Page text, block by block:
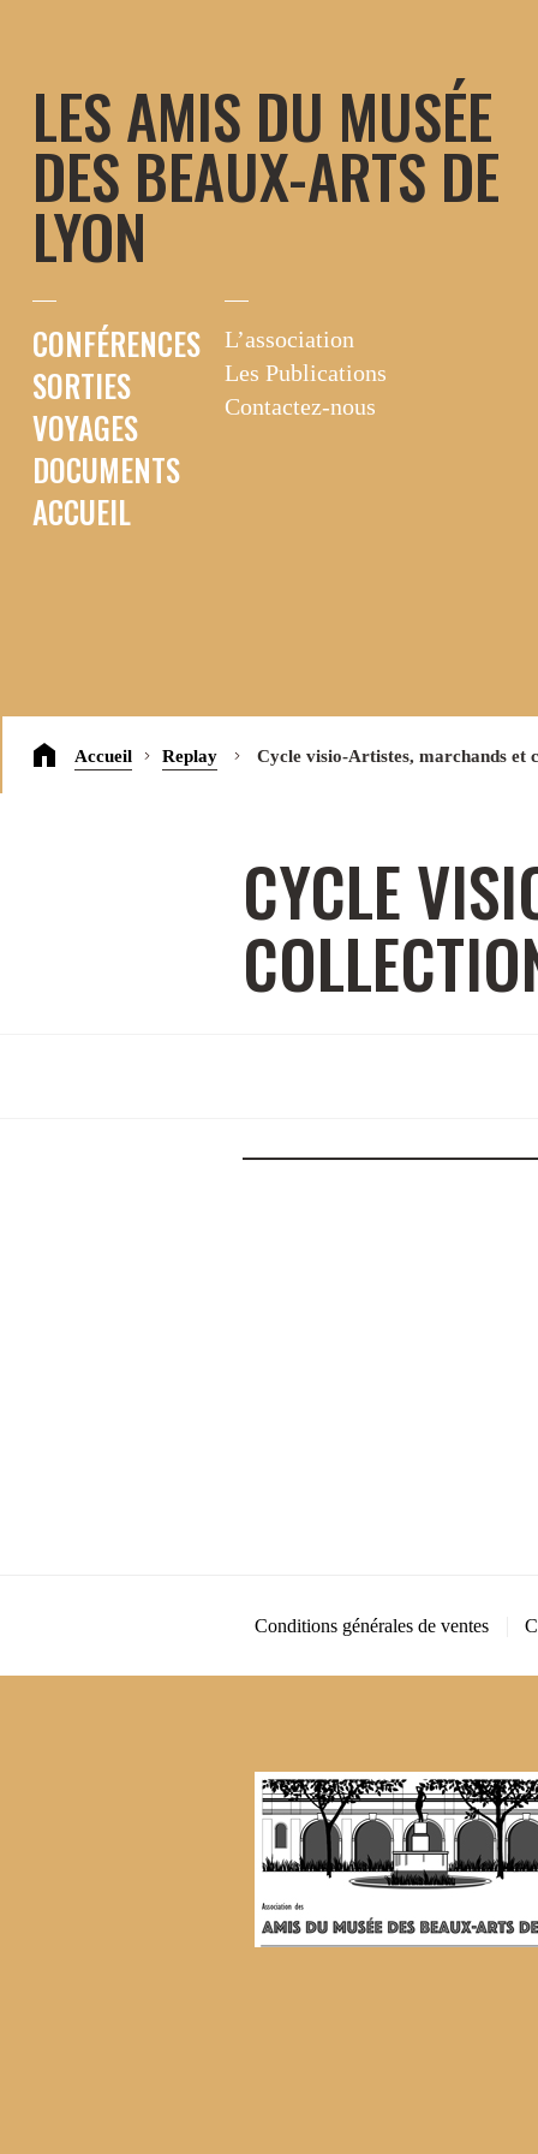
LES AMIS DU MUSÉE
DES BEAUX-ARTS DE
LYON
CONFÉRENCES
SORTIES
VOYAGES
DOCUMENTS
ACCUEIL
L’association
Les Publications
Contactez-nous
Accueil Replay Cycle visio-Artistes, marchands et
CYCLE
Conditions générales de ventes